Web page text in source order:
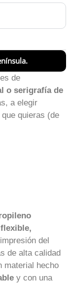
de
o serigrafía de
a elegir
quieras (de
del
de alta calidad
material hecho
y con una